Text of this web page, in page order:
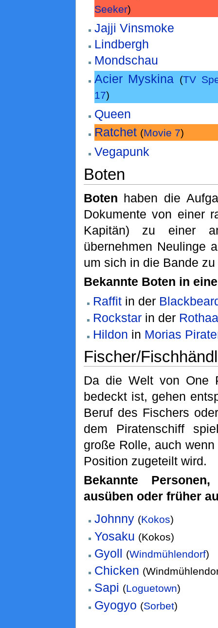
Seeker)
Jajji Vinsmoke
Lindbergh
Mondschau
Acier Myskina
(TV
17)
Queen
Ratchet (Movie 7)
Vegapunk
Boten
Boten haben die
Dokumente von einer
Kapitän) zu einer
übernehmen Neulinge
um sich in die Bande
Bekannte Boten in
Raffitin der
Rockstarin der
Hildon in Morias
Fischer/
Da die Welt von One
bedeckt ist, gehen
Beruf des Fischers
dem Piratenschiff
große Rolle, auch
Position zugeteilt wird.
Bekannte
ausüben oder früher
Johnny (Kokos)
Yosaku (Kokos)
Gyoll (Windmühlendorf)
Chicken
Sapi (Loguetown)
Gyogyo (Sorbet)